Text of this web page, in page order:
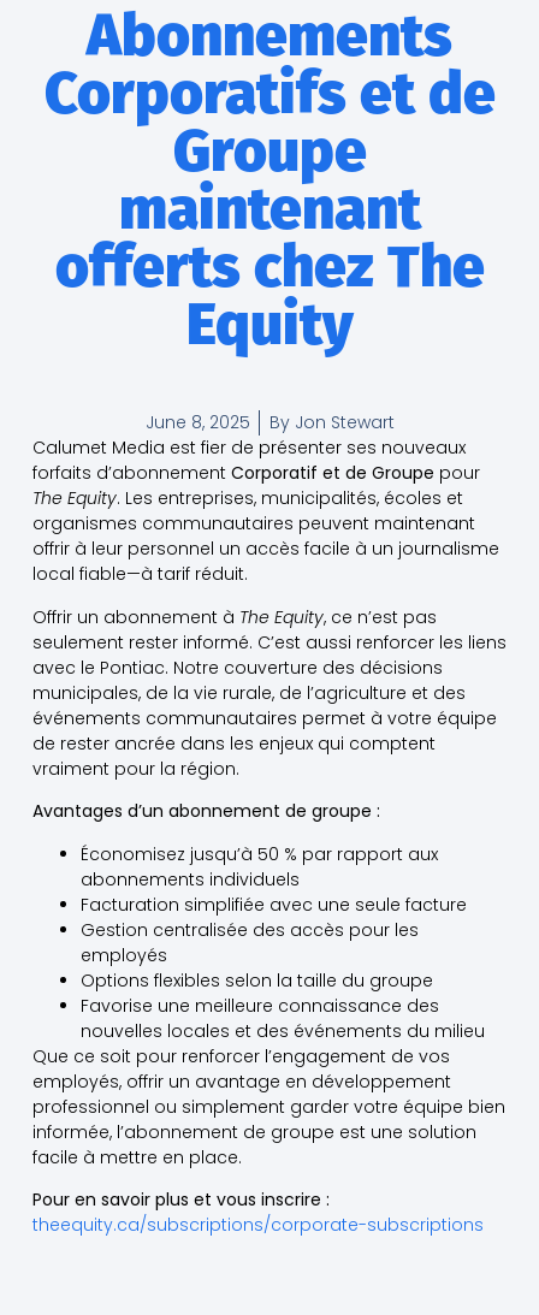
Abonnements
Corporatifs et de
Groupe
maintenant
offerts chez The
Equity
June 8, 2025 ByJon Stewart
Calumet Media est fier de présenter ses nouveaux
forfaits d’abonnement Corporatif et de Groupe pour
The Equity. Les entreprises, municipalités, écoles et
organismes communautaires peuvent maintenant
offrir à leur personnel un accès facile à un journalisme
local fiable—à tarif réduit.
Offrir un abonnement à The Equity, ce n’est pas
seulement rester informé. C’est aussi renforcer les liens
avec le Pontiac. Notre couverture des décisions
municipales, de la vie rurale, de l’agriculture et des
événements communautaires permet à votre équipe
de rester ancrée dans les enjeux qui comptent
vraiment pour la région.
Avantages d’un abonnement de groupe :
Économisez jusqu’à 50 % par rapport aux
abonnements individuels
Facturation simplifiée avec une seule facture
Gestion centralisée des accès pour les
employés
Options flexibles selon la taille du groupe
Favorise une meilleure connaissance des
nouvelles locales et des événements du milieu
Que ce soit pour renforcer l’engagement de vos
employés, offrir un avantage en développement
professionnel ou simplement garder votre équipe bien
informée, l’abonnement de groupe est une solution
facile à mettre en place.
Pour en savoir plus et vous inscrire :
theequity.ca/subscriptions/corporate-subscriptions